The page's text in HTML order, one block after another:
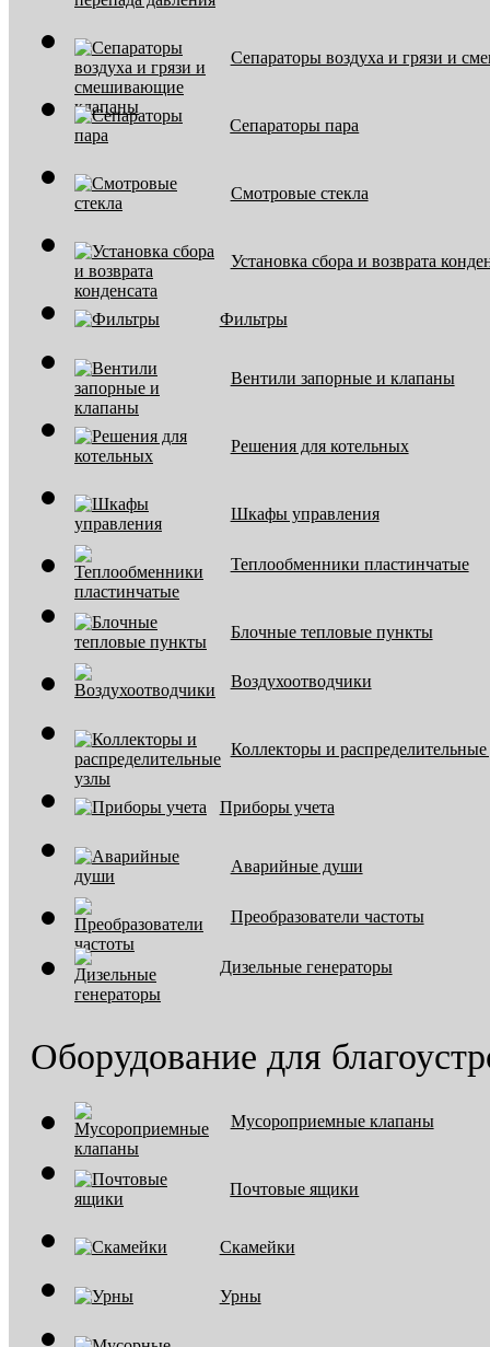
Сепараторы воздуха и грязи и
Сепараторы пара
Смотровые стекла
Установка сбора и возврата
Фильтры
Вентили запорные и клапаны
Решения для котельных
Шкафы управления
Теплообменники пластинчатые
Блочные тепловые пункты
Воздухоотводчики
Коллекторы и
Приборы учета
Аварийные души
Преобразователи частоты
Дизельные генераторы
Оборудование для
Мусороприемные клапаны
Почтовые ящики
Скамейки
Урны